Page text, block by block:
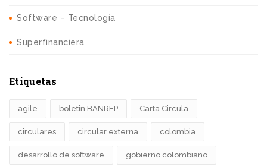
Software – Tecnología
Superfinanciera
Etiquetas
agile boletin BANREP Carta Circula
circulares circular externa colombia
desarrollo de software gobierno colombiano